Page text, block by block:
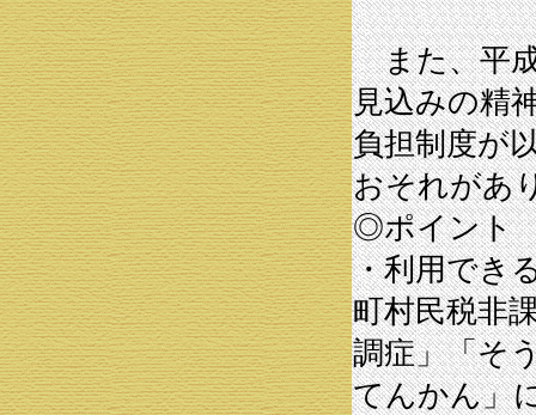
また、平成
見込みの精
負担制度が
おそれがあ
◎ポイント
・利用でき
町村民税非
調症」「そ
てんかん」